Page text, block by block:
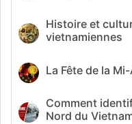
Histoire et
vietnamiennes
La Fête de la
Comment
Nord du